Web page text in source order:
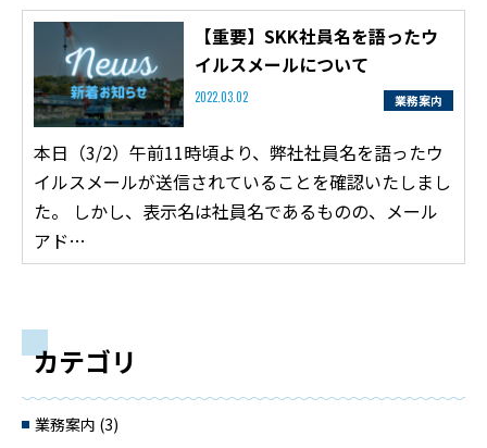
【重要】SKK社員名を語ったウ
イルスメールについて
2022.03.02 業務案内
本日（3/2）午前11時頃より、弊社社員名を語ったウ
イルスメールが送信されていることを確認いたしまし
た。 しかし、表示名は社員名であるものの、メール
アド…
カテゴリ
業務案内 (3)